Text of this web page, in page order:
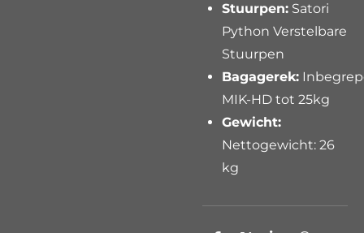
Stuurpen: Satori
Python Verstelbare
Stuurpen
Bagagerek:
MIK-HD tot 25kg
Gewicht:
Nettogewicht: 26
kg